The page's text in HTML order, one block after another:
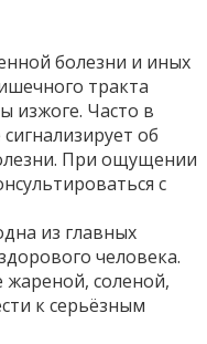
болезни и иных
тракта
изжоге. Часто в
об
При ощущении
с
из главных
человека.
соленой,
к серьёзным